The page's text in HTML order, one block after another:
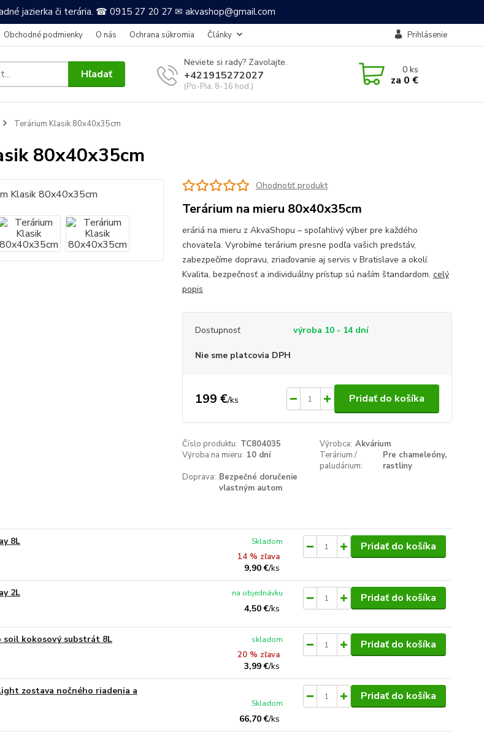
jazierka či terária. ☎ 0915 27 20 27 ✉ akvashop@gmail.com
Obchodné podmienky O nás Ochrana súkromia Články Prihlásenie
Hľadať
Neviete si rady? Zavolajte.
+421915272027
(Po-Pia, 8-16 hod.)
0ks
za 0 €
Terárium Klasik 80x40x35cm
80x40x35cm
Ohodnotiť produkt
Terárium na mieru 80x40x35cm
eráriá na mieru z AkvaShopu – spoľahlivý výber pre každého
chovateľa. Vyrobíme terárium presne podľa vašich predstáv,
zabezpečíme dopravu, zriaďovanie aj servis v Bratislave a okolí.
Kvalita, bezpečnosť a individuálny prístup sú naším štandardom. celý
popis
Dostupnosť výroba 10 - 14 dní
Nie sme platcovia DPH
199 €/ks Pridať do košíka
Číslo produktu: TC804035 Výrobca: Akvárium
Výroba na mieru: 10 dní
Terárium /
paludárium:
Pre chameleóny,
rastliny
Doprava: Bezpečné doručenie
vlastným autom
8L
14 % zľava
9,90 €/ks
Skladom Pridať do košíka
2L
4,50 €/ks
na objednávku Pridať do košíka
soil kokosový substrát 8L
20 % zľava
3,99 €/ks
skladom Pridať do košíka
zostava nočného riadenia a
66,70 €/ks
Skladom
Pridať do košíka